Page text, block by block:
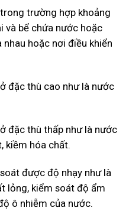
trường hợp khoảng
và bể chứa nước hoặc
nhau hoặc nơi điều khiển
đặc thù cao như là nước
đặc thù thấp như là nước
kiềm hóa chất.
được độ nhạy như là
lỏng, kiểm soát độ ẩm
ô nhiễm của nước.